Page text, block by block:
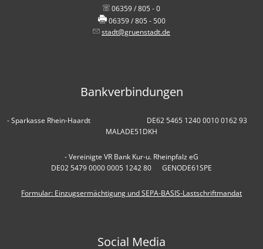
06359 / 805 - 0
06359 / 805 - 500
stadt@gruenstadt.de
Bankverbindungen
- Sparkasse Rhein-Haardt DE62 5465 1240 0010 0162 93
MALADE51DKH
- Vereinigte VR Bank Kur-u. Rheinpfalz eG
DE02 5479 0000 0005 1242 80 GENODE61SPE
Formular: Einzugsermächtigung und SEPA-BASIS-Lastschriftmandat
Social Media